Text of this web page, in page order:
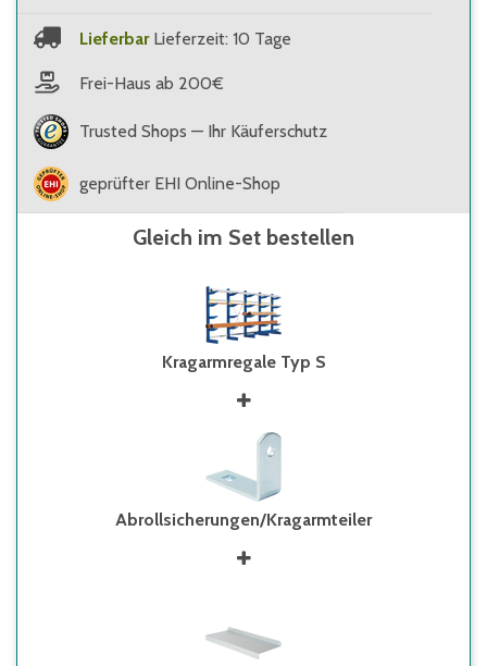
Lieferbar Lieferzeit: 10 Tage
Frei-Haus ab 200€
Trusted Shops — Ihr Käuferschutz
geprüfter EHI Online-Shop
Gleich im Set bestellen
Kragarmregale Typ S
Abrollsicherungen/Kragarmteiler